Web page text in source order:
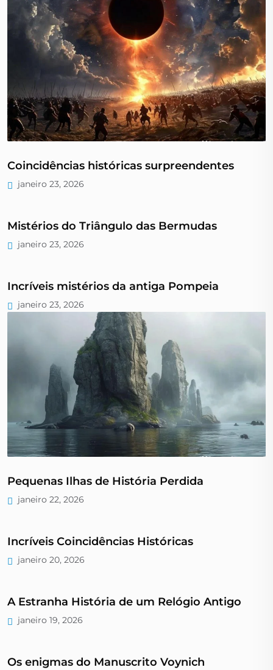
Coincidências históricas surpreendentes
janeiro 23, 2026
Mistérios do Triângulo das Bermudas
janeiro 23, 2026
Incríveis mistérios da antiga Pompeia
janeiro 23, 2026
Pequenas Ilhas de História Perdida
janeiro 22, 2026
Incríveis Coincidências Históricas
janeiro 20, 2026
A Estranha História de um Relógio Antigo
janeiro 19, 2026
Os enigmas do Manuscrito Voynich